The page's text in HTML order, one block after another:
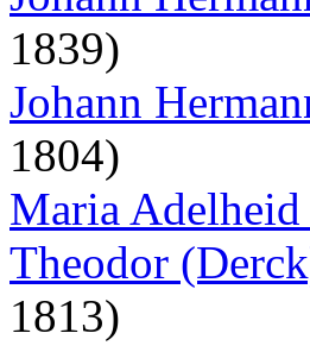
1839)
Johann
1804)
Maria
Theodor
1813)